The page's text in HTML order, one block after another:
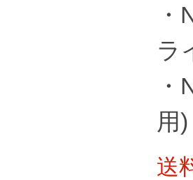
ラ
用)
送